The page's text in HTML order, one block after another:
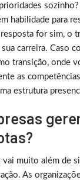
habilidade para
for sim, o
carreira. Caso
transição, onde
as
estrutura
vai muito além de
As